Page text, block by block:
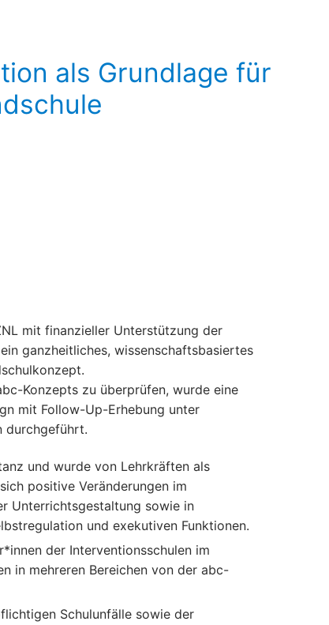
als Grundlage für
mit finanzieller Unterstützung der
ganzheitliches, wissenschaftsbasiertes
Konzepts zu überprüfen, wurde eine
mit Follow-Up-Erhebung unter
durchgeführt.
und wurde von Lehrkräften als
positive Veränderungen im
Unterrichtsgestaltung sowie in
und exekutiven Funktionen.
der Interventionsschulen im
in mehreren Bereichen von der abc-
Schulunfälle sowie der